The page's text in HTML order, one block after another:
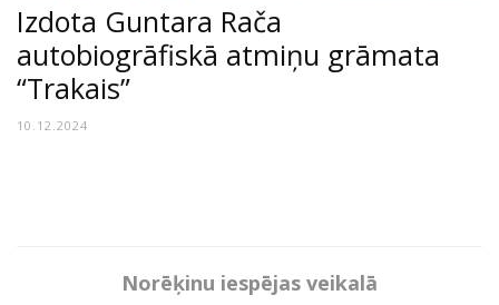
Izdota Guntara Rača
autobiogrāfiskā atmiņu grāmata
“Trakais”
10.12.2024
Norēķinu iespējas veikalā